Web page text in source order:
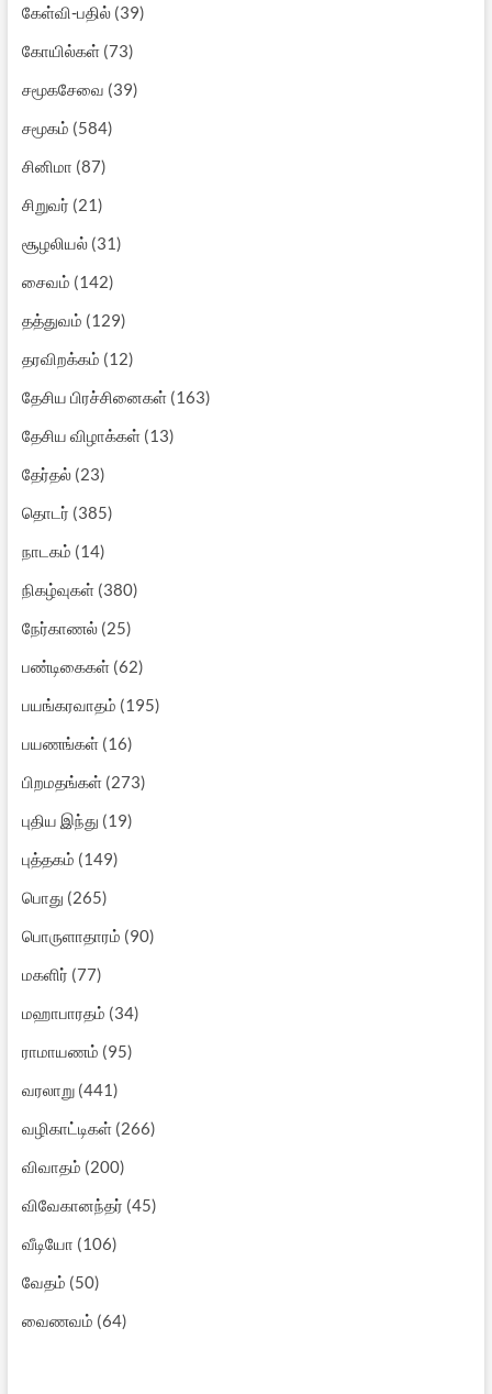
கேள்வி-பதில்(39)
கோயில்கள்(73)
சமூகசேவை (39)
சமூகம் (584)
சினிமா (87)
சிறுவர் (21)
சூழலியல்(31)
சைவம் (142)
தத்துவம் (129)
தரவிறக்கம் (12)
தேசிய பிரச்சினைகள்(163)
தேசிய விழாக்கள்(13)
தேர்தல்(23)
தொடர் (385)
நாடகம் (14)
நிகழ்வுகள்(380)
நேர்காணல்(25)
பண்டிகைகள்(62)
பயங்கரவாதம் (195)
பயணங்கள்(16)
பிறமதங்கள்(273)
புதிய இந்து (19)
புத்தகம் (149)
பொது (265)
பொருளாதாரம் (90)
மகளிர் (77)
மஹாபாரதம் (34)
ராமாயணம் (95)
வரலாறு(441)
வழிகாட்டிகள்(266)
விவாதம் (200)
விவேகானந்தர் (45)
வீடியோ (106)
வேதம் (50)
வைணவம் (64)